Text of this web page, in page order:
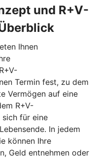
und R+V-
Ihnen
R+V-
Termin fest, zu dem
Vermögen auf eine
R+V-
sich für eine
In jedem
können Ihre
Geld entnehmen oder